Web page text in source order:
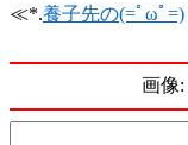
≪*.養子先の(=ﾟωﾟ=)
画像: